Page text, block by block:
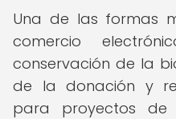
Una de las formas
comercio
conservación de la
de la donación y
para proyectos de